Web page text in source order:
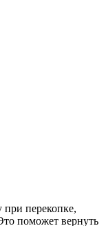
перекопке,
поможет вернуть